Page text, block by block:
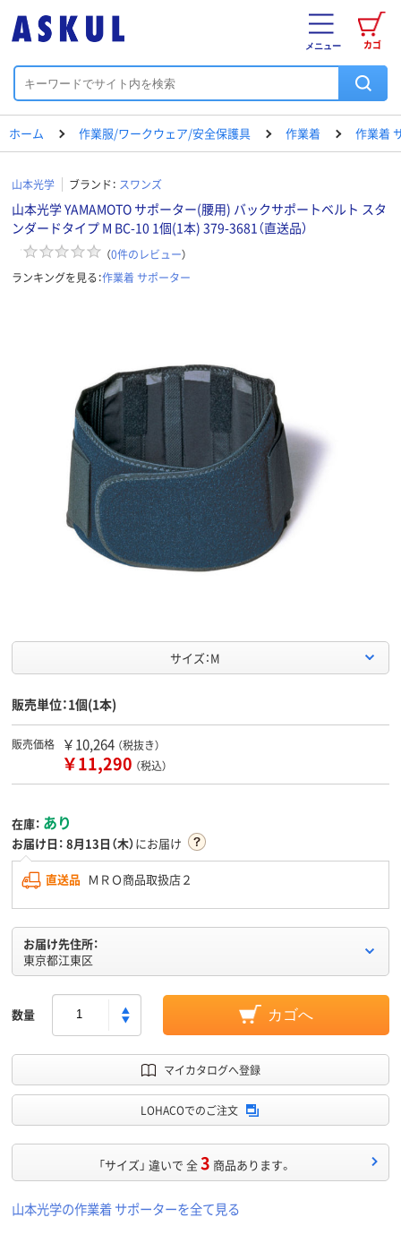
カゴ
メニュー
ホーム 作業服/ワークウェア/安全保護具 作業着 作業着
山本光学 ブランド： スワンズ
山本光学 YAMAMOTO サポーター(腰用) バックサポートベルト スタ
ンダードタイプ M BC-10 1個(1本) 379-3681（直送品）
（0件のレビュー）
ランキングを見る：作業着 サポーター
サイズ：M
販売単位：1個(1本)
販売価格 ￥10,264 （税抜き）
￥11,290 （税込）
在庫： あり
お届け日： 8月13日（木）にお届け
直送品 ＭＲＯ商品取扱店２
お届け先住所：
東京都江東区
数量 カゴへ
マイカタログへ登録
LOHACOでのご注文
「サイズ」 違いで 全3 商品あります。
山本光学の作業着 サポーターを全て見る